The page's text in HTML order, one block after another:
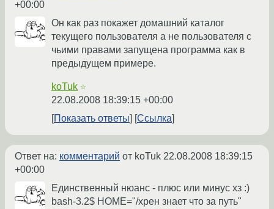
+00:00
Он как раз покажет домашний каталог
текущего пользователя а не пользователя с
чьими правами запущена программа как в
предыдущем примере.
koTuk ☆
22.08.2008 18:39:15 +00:00
Показать ответы
Ссылка
Ответ на: комментарий от koTuk 22.08.2008 18:39:15
+00:00
Единственный нюанс - плюс или минус хз :)
bash-3.2$ HOME="/хрен знает что за путь"